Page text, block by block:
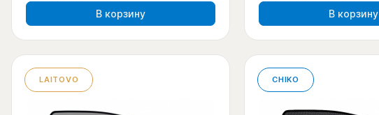
В корзину В корзину
LAITOVO CHIKO